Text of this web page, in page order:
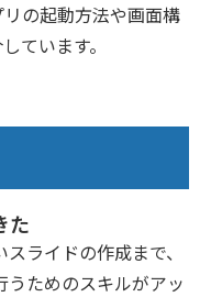
の起動方法や画面構
ています。
た
ライドの作成まで、
ためのスキルがアッ